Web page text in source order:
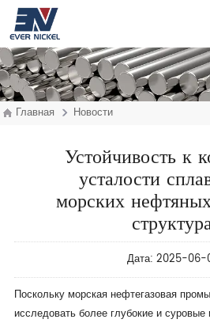
Главная Новости
Устойчивость к
усталости
морских
Дата: 2025-06-
Поскольку морская нефтегазовая
исследовать более глубокие и